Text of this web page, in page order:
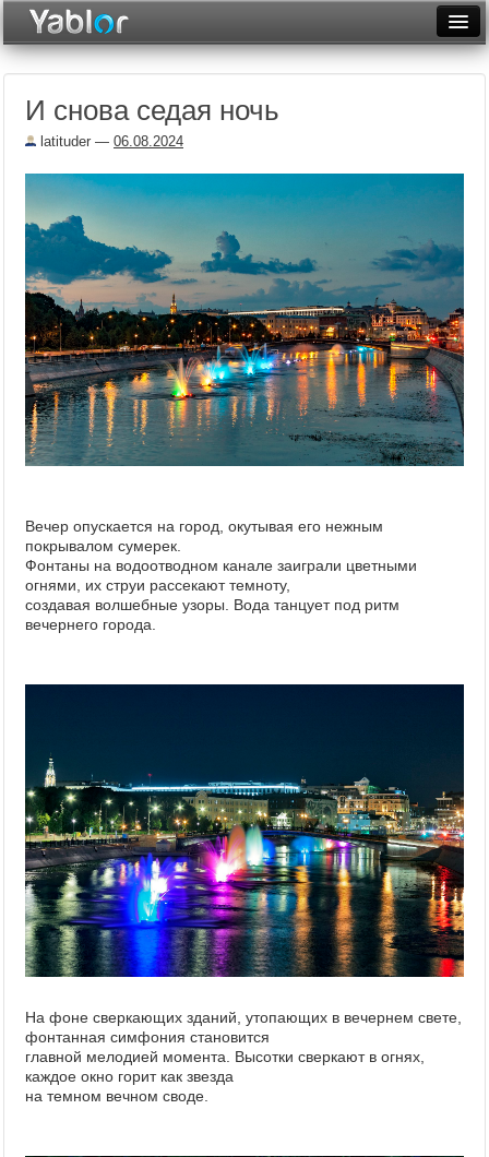
Неделя
Рейтинги
Архив
Фототоп
Видеотоп
И снова седая ночь
latituder — 06.08.2024
Вечер опускается на город, окутывая его нежным
покрывалом сумерек.
Фонтаны на водоотводном канале заиграли цветными
огнями, их струи рассекают темноту,
создавая волшебные узоры. Вода танцует под ритм
вечернего города.
На фоне сверкающих зданий, утопающих в вечернем свете,
фонтанная симфония становится
главной мелодией момента. Высотки сверкают в огнях,
каждое окно горит как звезда
на темном вечном своде.